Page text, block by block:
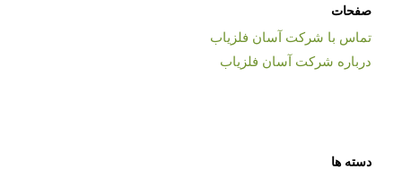
صفحات
تماس با شرکت آسان فلزیاب
درباره شرکت آسان فلزیاب
دسته ها